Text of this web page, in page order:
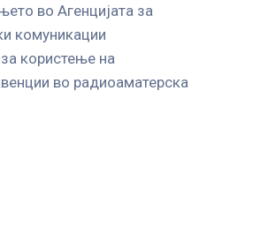
во Агенцијата за
комуникации
користење на
во радиоаматерска